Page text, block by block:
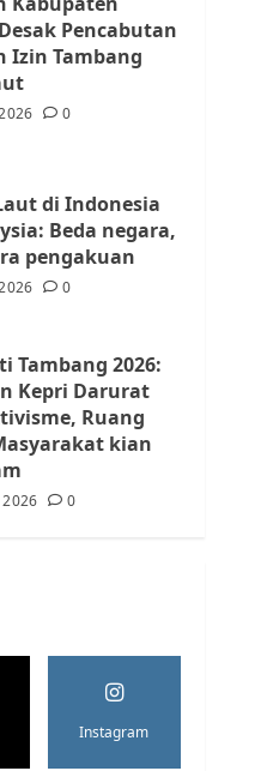
Ajukan
dengan Wali
Soroti
yang Resahkan
Desak BP
Tanah Warga
Pencabutan
Izin Tambang
0
di Indonesia
Beda negara,
pengakuan
0
Tambang 2026:
Kepri Darurat
Ruang
kian
0
Instagram